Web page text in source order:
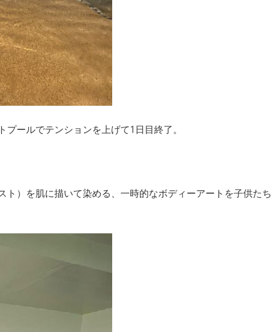
ールでテンションを上げて1日目終了。
ト）を肌に描いて染める、一時的なボディーアートを子供たち